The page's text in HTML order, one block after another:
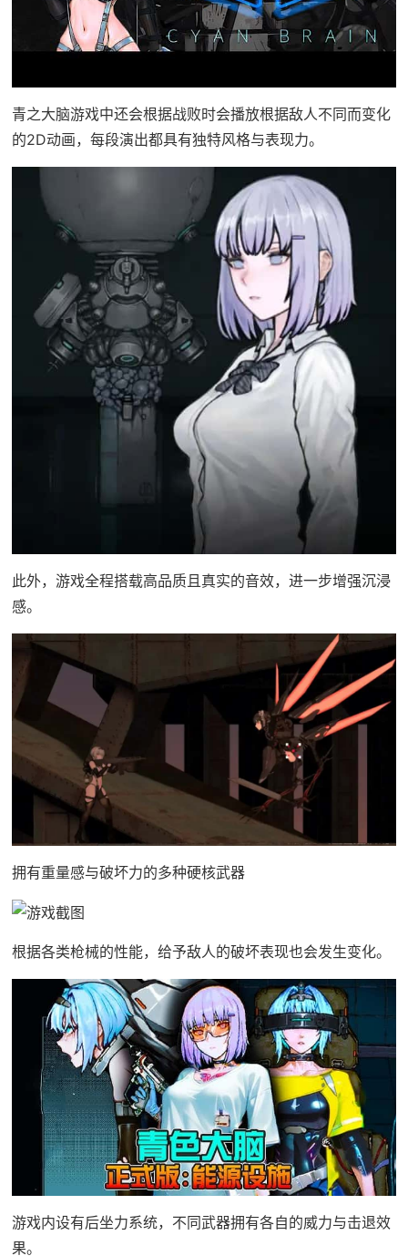
青之大脑游戏中还会根据战败时会播放根据敌人不同而变化
的2D动画，每段演出都具有独特风格与表现力。
此外，游戏全程搭载高品质且真实的音效，进一步增强沉浸
感。
拥有重量感与破坏力的多种硬核武器
根据各类枪械的性能，给予敌人的破坏表现也会发生变化。
游戏内设有后坐力系统，不同武器拥有各自的威力与击退效
果。